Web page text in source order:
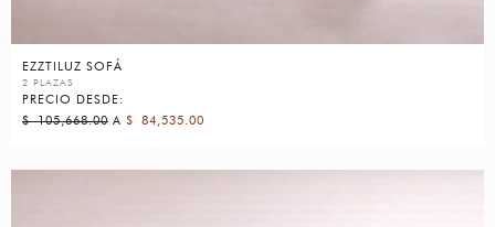
EZZTILUZ SOFÁ
2 PLAZAS
PRECIO DESDE:
$105,668.00 A $ 84,535.00